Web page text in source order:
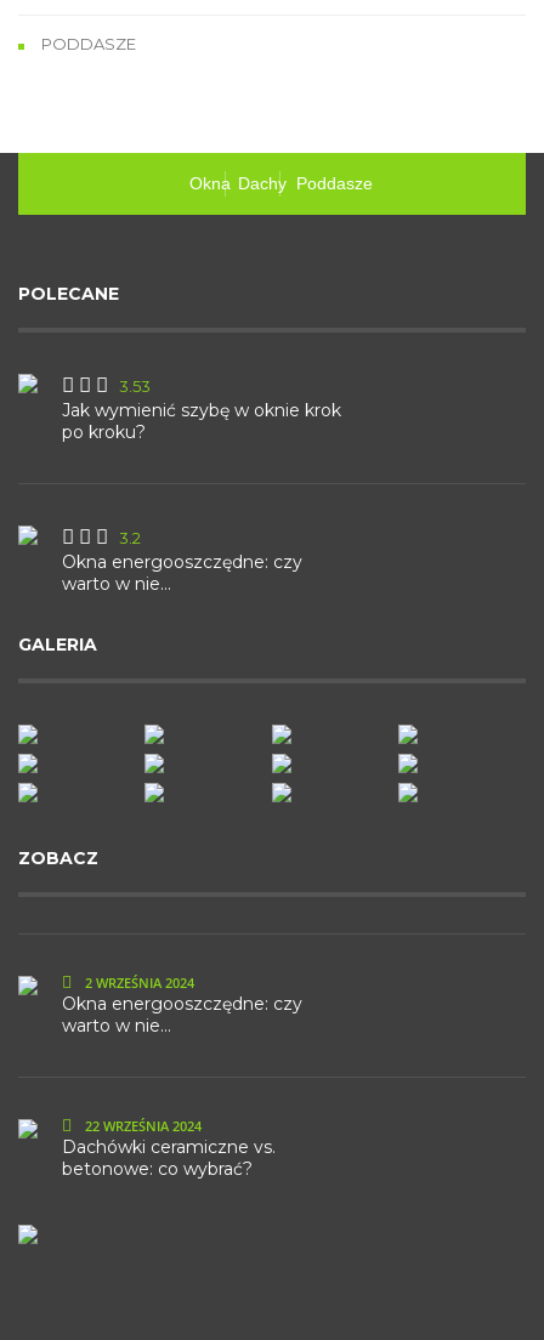
PODDASZE
Okna Dachy Poddasze
POLECANE
Jak wymienić szybę w oknie krok
po kroku?
3.53
Okna energooszczędne: czy
warto w nie...
3.2
GALERIA
ZOBACZ
Okna energooszczędne: czy
warto w nie...
2 WRZEŚNIA 2024
Dachówki ceramiczne vs.
betonowe: co wybrać?
22 WRZEŚNIA 2024